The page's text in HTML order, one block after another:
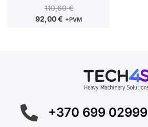
119,60€
92,00€ +PVM
+370 699 02999